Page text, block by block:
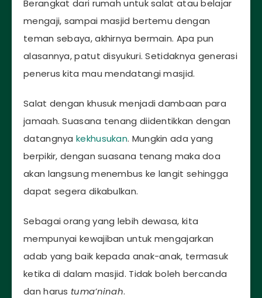
Berangkat dari rumah untuk salat atau belajar
mengaji, sampai masjid bertemu dengan
teman sebaya, akhirnya bermain. Apa pun
alasannya, patut disyukuri. Setidaknya generasi
penerus kita mau mendatangi masjid.
Salat dengan khusuk menjadi dambaan para
jamaah. Suasana tenang diidentikkan dengan
datangnyakekhusukan. Mungkin ada yang
berpikir, dengan suasana tenang maka doa
akan langsung menembus ke langit sehingga
dapat segera dikabulkan.
Sebagai orang yang lebih dewasa, kita
mempunyai kewajiban untuk mengajarkan
adab yang baik kepada anak-anak, termasuk
ketika di dalam masjid. Tidak boleh bercanda
dan harus tuma’ninah.